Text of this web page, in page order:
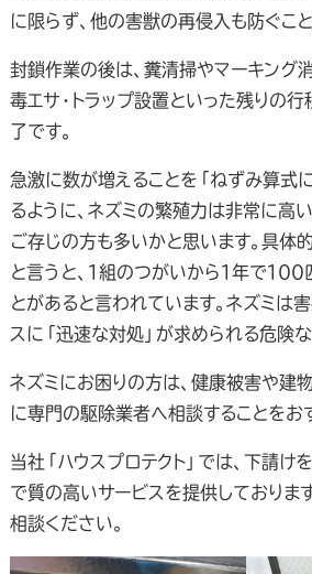
に限らず、他の害獣の再侵入も防ぐこと
封鎖作業の後は、糞清掃やマーキング消
毒エサ・トラップ設置といった残りの
了です。
急激に数が増えることを「ねずみ算式
るように、ネズミの繁殖力は非常に高
ご存じの方も多いかと思います。具体
と言うと、１組のつがいから１年で１０
とがあると言われています。ネズミは
スに「迅速な対処」が求められる危険な
ネズミにお困りの方は、健康被害や建
に専門の駆除業者へ相談することをお
当社「ハウスプロテクト」では、下請け
で質の高いサービスを提供しておりま
相談ください。